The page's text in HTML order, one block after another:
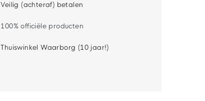
Veilig (achteraf) betalen
100% officiële producten
Thuiswinkel Waarborg (10 jaar!)